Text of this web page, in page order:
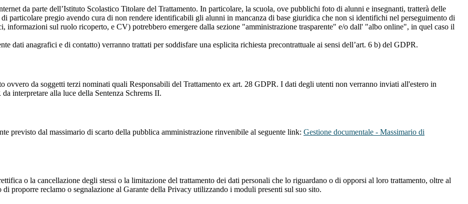
da parte dell’Istituto Scolastico Titolare del Trattamento. In particolare, la scuola, ove pubblichi foto di alunni e insegnanti, tratterà delle
particolare pregio avendo cura di non rendere identificabili gli alunni in mancanza di base giuridica che non si identifichi nel perseguimento di
informazioni sul ruolo ricoperto, e CV) potrebbero emergere dalla sezione "amministrazione trasparente" e/o dall' "albo online", in quel caso il
dati anagrafici e di contatto) verranno trattati per soddisfare una esplicita richiesta precontrattuale ai sensi dell’art. 6 b) del GDPR.
ovvero da soggetti terzi nominati quali Responsabili del Trattamento ex art. 28 GDPR. I dati degli utenti non verranno inviati all'estero in
interpretare alla luce della Sentenza Schrems II.
previsto dal massimario di scarto della pubblica amministrazione rinvenibile al seguente link: Gestione documentale - Massimario di
o la cancellazione degli stessi o la limitazione del trattamento dei dati personali che lo riguardano o di opporsi al loro trattamento, oltre al
proporre reclamo o segnalazione al Garante della Privacy utilizzando i moduli presenti sul suo sito.